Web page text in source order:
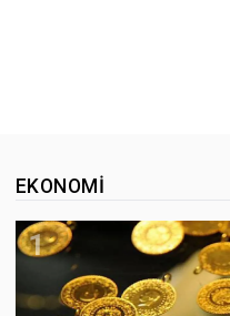
EKONOMI
1